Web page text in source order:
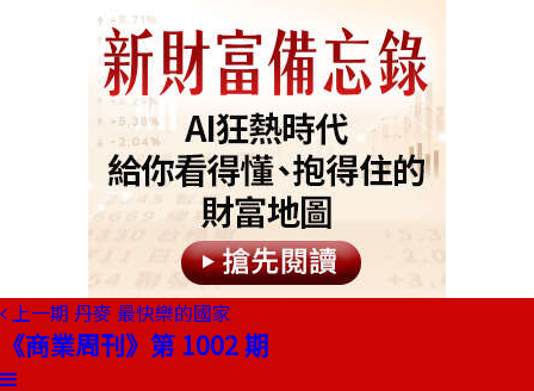
上一期 丹麥 最快樂的國家
《商業周刊》第 1002 期